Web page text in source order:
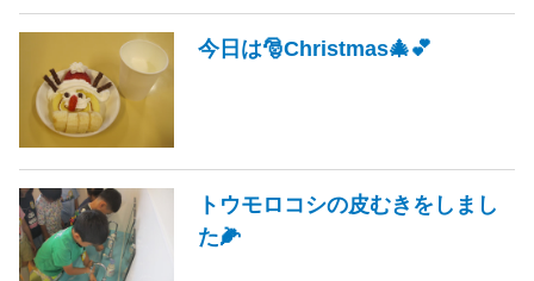
今日は🎅Christmas🎄💕
トウモロコシの皮むきをしまし
た🌽